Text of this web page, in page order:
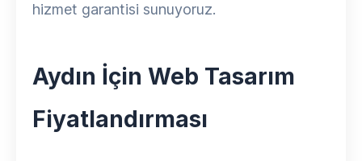
hizmet garantisi sunuyoruz.
Aydın İçin Web Tasarım
Fiyatlandırması